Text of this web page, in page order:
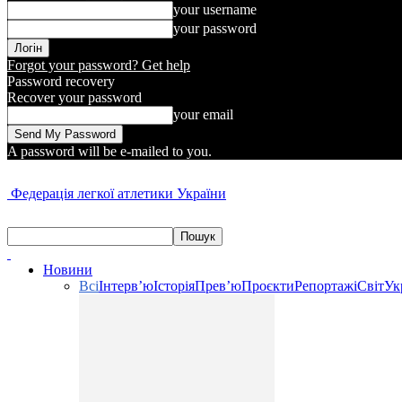
your username
your password
Forgot your password? Get help
Password recovery
Recover your password
your email
A password will be e-mailed to you.
Федерація легкої атлетики України
Новини
ВсіІнтерв’юІсторіяПрев’юПроєктиРепортажіСвіт